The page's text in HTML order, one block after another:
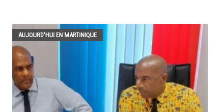
AUJOURD'HUI EN MARTINIQUE